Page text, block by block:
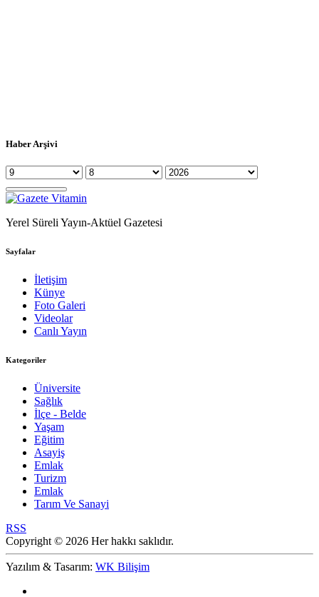
Haber Arşivi
Yerel Süreli Yayın-Aktüel Gazetesi
Sayfalar
İletişim
Künye
Foto Galeri
Videolar
Canlı Yayın
Kategoriler
Üniversite
Sağlık
İlçe - Belde
Yaşam
Eğitim
Asayiş
Emlak
Turizm
Emlak
Tarım Ve Sanayi
RSS
Copyright © 2026 Her hakkı saklıdır.
Yazılım & Tasarım: WK Bilişim